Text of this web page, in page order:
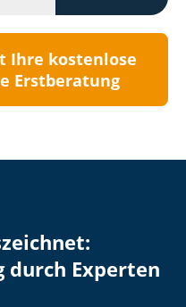
Ihre kostenlose
Erstberatung
durch Experten